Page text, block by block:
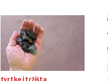
tvrtke i tržišta